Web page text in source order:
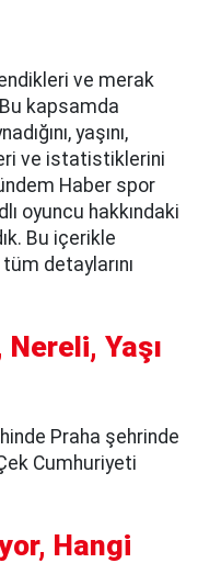
ve merak
kapsamda
yaşını,
ve istatistiklerini
Haber spor
oyuncu hakkındaki
Bu içerikle
tüm detaylarını
Yaşı
Praha şehrinde
Cumhuriyeti
Hangi